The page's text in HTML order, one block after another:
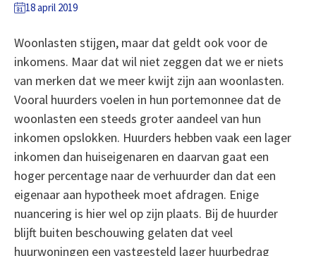
18 april 2019
Woonlasten stijgen, maar dat geldt ook voor de
inkomens. Maar dat wil niet zeggen dat we er niets
van merken dat we meer kwijt zijn aan woonlasten.
Vooral huurders voelen in hun portemonnee dat de
woonlasten een steeds groter aandeel van hun
inkomen opslokken. Huurders hebben vaak een lager
inkomen dan huiseigenaren en daarvan gaat een
hoger percentage naar de verhuurder dan dat een
eigenaar aan hypotheek moet afdragen. Enige
nuancering is hier wel op zijn plaats. Bij de huurder
blijft buiten beschouwing gelaten dat veel
huurwoningen een vastgesteld lager huurbedrag